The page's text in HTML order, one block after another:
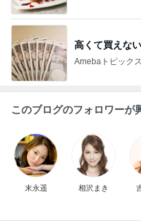
高くて買えな
Amebaトピックス
このブログのフォロワーが
末永遥 相沢まき